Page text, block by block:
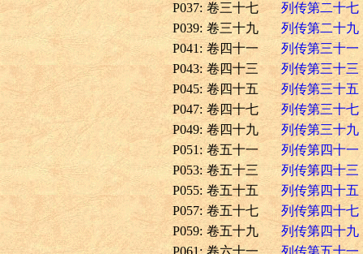
P037: 卷三十七
列传第二十七
P039: 卷三十九
列传第二十九
P041: 卷四十一
列传第三十一
P043: 卷四十三
列传第三十三
P045: 卷四十五
列传第三十五
P047: 卷四十七
列传第三十七
P049: 卷四十九
列传第三十九
P051: 卷五十一
列传第四十一
P053: 卷五十三
列传第四十三
P055: 卷五十五
列传第四十五
P057: 卷五十七
列传第四十七
P059: 卷五十九
列传第四十九
P061: 卷六十一
列传第五十一